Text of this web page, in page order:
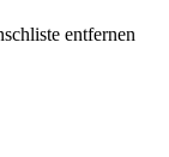
entfernen